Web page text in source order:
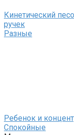
Кинетический
ручек
Разные
Ребенок и
Спокойные